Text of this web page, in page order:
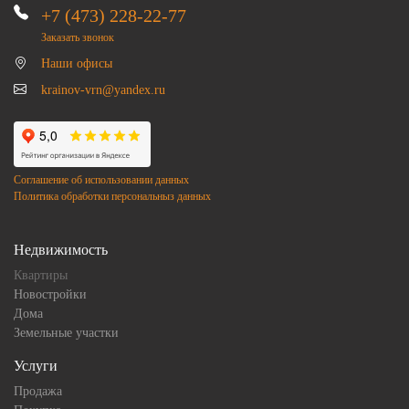
+7 (473) 228-22-77
Заказать звонок
Наши офисы
krainov-vrn@yandex.ru
Соглашение об использовании данных
Политика обработки персональныз данных
Недвижимость
Квартиры
Новостройки
Дома
Земельные участки
Услуги
Продажа